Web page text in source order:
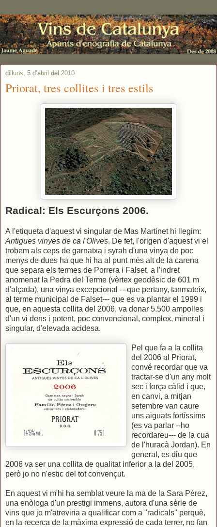
dilluns, 5 d’abril del 2010
Priorat, tres collites i tres estils
Radical: Els Escurçons 2006.
A l'etiqueta d'aquest vi singular de Mas Martinet hi llegim:
Antigues vinyes de ca l'Olives. De fet, l'origen d'aquest vi el
trobem als ceps de garnatxa i syrah d'una vinya de poc
menys de dues ha que hi ha al punt més alt de la carena
que separa els termes de Porrera i Falset, a l'indret
anomenat la Pedra del Terme (vèrtex geodèsic de 601 m
d'alçada), una vinya excepcional ---que pertany, tanmateix,
al terme municipal de Falset--- que es va plantar el 1999 i
que, en aquesta collita del 2006, va donar 5.500 ampolles
d'un vi dens i potent, poc convencional, complex, mineral i
singular, d'elevada acidesa.
Pel que fa a la collita
del 2006 al Priorat,
convé recordar que va
tractar-se d'un any molt
sec i força càlid i que,
en canvi, a mitjan
setembre van caure
uns aiguats fortíssims
(es va parlar --ho
recordareu--- de la cua
de l'huracà Jordan). En
general, es diu que
2006 va ser una collita de qualitat inferior a la del 2005,
però jo no n'estic del tot convençut.
En aquest vi m'hi ha semblat veure la ma de la Sara Pérez,
una enòloga d'un prestigi immens, autora d'una sèrie de
vins que jo m'atreviria a qualificar com a "radicals" perquè,
en la recerca de la màxima expressió de cada terrer, no fan